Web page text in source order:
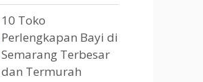
10 Toko
Perlengkapan Bayi di
Semarang Terbesar
dan Termurah